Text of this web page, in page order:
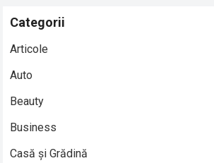
Categorii
Articole
Auto
Beauty
Business
Casă și Grădină